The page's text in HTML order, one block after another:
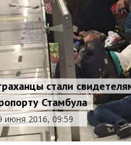
стали
Стамбула
июня 2016, 09:59